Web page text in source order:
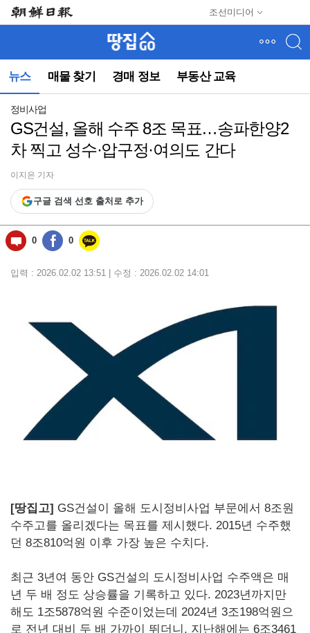
조선미디어
뉴스 매물 찾기 경매 정보 부동산 교육
뉴
(컨
동)
정비사업
GS건설, 올해 수주 8조 목표…송파한양2
차 찍고 성수·압구정·여의도 간다
이지은 기자
구글 검색 선호 출처로 추가
0 0
입력 : 2026.02.02 13:51 | 수정 : 2026.02.02 14:01
[땅집고] GS건설이 올해 도시정비사업 부문에서 8조원
수주고를 올리겠다는 목표를 제시했다. 2015년 수주했
던 8조810억원 이후 가장 높은 수치다.
최근 3년여 동안 GS건설의 도시정비사업 수주액은 매
년 두 배 정도 상승률을 기록하고 있다. 2023년까지만
해도 1조5878억원 수준이었는데 2024년 3조198억원으
로 전년 대비 두 배 가까이 뛰더니, 지난해에는 6조3461